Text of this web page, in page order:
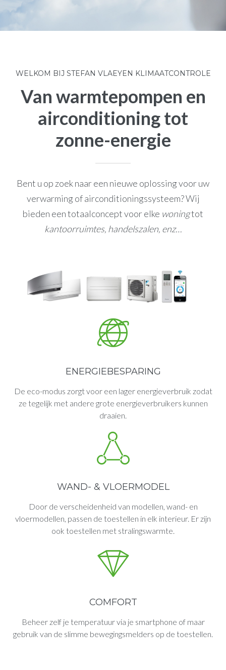
WELKOM BIJ STEFAN VLAEYEN KLIMAATCONTROLE
Van warmtepompen en
airconditioning tot
zonne-energie
Bent u op zoek naar een nieuwe oplossing voor uw
verwarming of airconditioningssysteem? Wij
bieden een totaalconcept voor elke woningtot
kantoorruimtes, handelszalen, enz…
ENERGIEBESPARING
De eco-modus zorgt voor een lager energieverbruik zodat
ze tegelijk met andere grote energieverbruikers kunnen
draaien.
WAND- & VLOERMODEL
Door de verscheidenheid van modellen, wand- en
vloermodellen, passen de toestellen in elk interieur. Er zijn
ook toestellen met stralingswarmte.
COMFORT
Beheer zelf je temperatuur via je smartphone of maar
gebruik van de slimme bewegingsmelders op de toestellen.